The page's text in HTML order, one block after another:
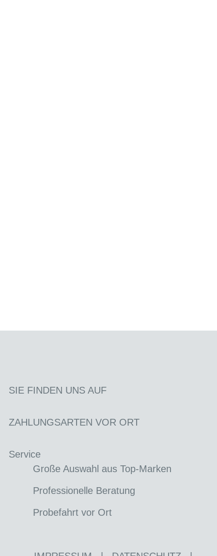
SIE FINDEN UNS AUF
ZAHLUNGSARTEN VOR ORT
Service
Große Auswahl aus Top-Marken
Professionelle Beratung
Probefahrt vor Ort